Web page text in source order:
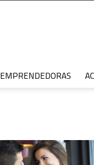
EMPRENDEDORAS